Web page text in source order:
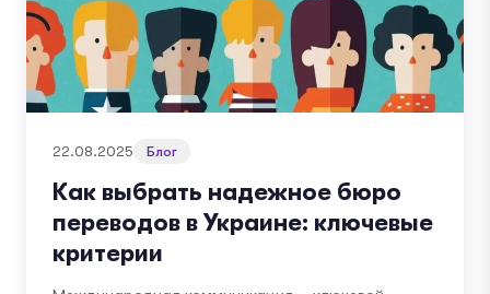
22.08.2025 Блог
Как выбрать надежное бюро
переводов в Украине: ключевые
критерии